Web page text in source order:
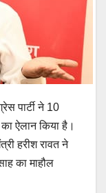
पार्टी ने 10
ऐलान किया है।
हरीश रावत ने
का माहौल